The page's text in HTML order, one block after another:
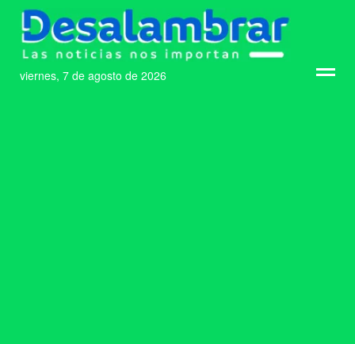
viernes, 7 de agosto de 2026